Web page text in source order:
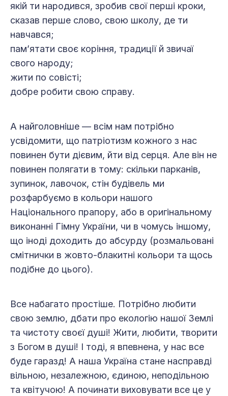
якій ти народився, зробив свої перші кроки,
сказав перше слово, свою школу, де ти
навчався;
пам’ятати своє коріння, традиції й звичаї
свого народу;
жити по совісті;
добре робити свою справу.
А найголовніше — всім нам потрібно
усвідомити, що патріотизм кожного з нас
повинен бути дієвим, йти від серця. Але він не
повинен полягати в тому: скільки парканів,
зупинок, лавочок, стін будівель ми
розфарбуємо в кольори нашого
Національного прапору, або в оригінальному
виконанні Гімну України, чи в чомусь іншому,
що іноді доходить до абсурду (розмальовані
смітнички в жовто-блакитні кольори та щось
подібне до цього).
Все набагато простіше. Потрібно любити
свою землю, дбати про екологію нашої Землі
та чистоту своєї душі! Жити, любити, творити
з Богом в душі! І тоді, я впевнена, у нас все
буде гаразд! А наша Україна стане насправді
вільною, незалежною, єдиною, неподільною
та квітучою! А починати виховувати все це у